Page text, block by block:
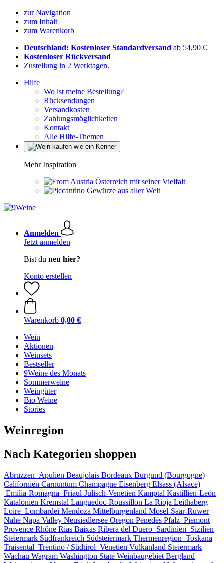
zur Navigation
zum Inhalt
zum Warenkorb
Deutschland: Kostenloser Standardversand ab 54,90 €
Kostenloser Rückversand
Zustellung in 2 Werktagen.
Hilfe
Wo ist meine Bestellung?
Rücksendungen
Versandkosten
Zahlungsmöglichkeiten
Kontakt
Alle Hilfe-Themen
Mehr Inspiration
Österreich mit seiner Vielfalt
Gewürze aus aller Welt
Anmelden
Jetzt anmelden
Bist du neu hier?
Konto erstellen
Warenkorb 0,00 €
Wein
Aktionen
Weinsets
Bestseller
9Weine des Monats
Sommerweine
Weingüter
Bio Weine
Stories
Weinregion
Nach Kategorien shoppen
Abruzzen Apulien Beaujolais Bordeaux Burgund (Bourgogne)
Californien Carnuntum Champagne Eisenberg Elsass (Alsace)
Emilia-Romagna Friaul-Julisch-Venetien Kamptal Kastillien-León
Katalonien Kremstal Languedoc-Roussillon La Rioja Leithaberg
Loire Lombardei Mendoza Mittelburgenland Mosel-Saar-Ruwer
Nahe Napa Valley Neusiedlersee Oregon Penedès Pfalz Piemont
Provence Rhône Rias Baixas Ribera del Duero Sardinien Sizilien
Steiermark Südfrankreich Südsteiermark Thermenregion Toskana
Traisental Trentino / Südtirol Venetien Vulkanland Steiermark
Wachau Wagram Washington State Weinbaugebiet Bergland